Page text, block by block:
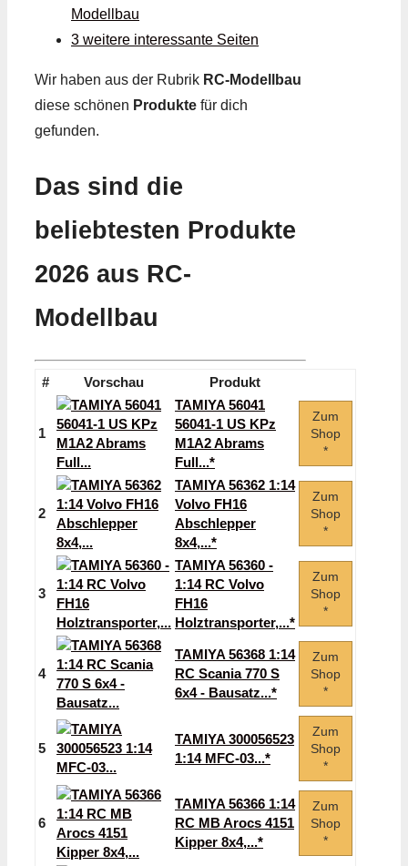
Modellbau
3 weitere interessante Seiten
Wir haben aus der Rubrik RC-Modellbau
diese schönen Produkte für dich
gefunden.
Das sind die
beliebtesten Produkte
2026 aus RC-
Modellbau
# Vorschau Produkt
1
TAMIYA 56041
56041-1 US KPz
M1A2 Abrams
Full...*
Zum
Shop
*
2
TAMIYA 56362 1:14
Volvo FH16
Abschlepper
8x4,...*
Zum
Shop
*
3
TAMIYA 56360 -
1:14 RC Volvo
FH16
Holztransporter,...*
Zum
Shop
*
4
TAMIYA 56368 1:14
RC Scania 770 S
6x4 - Bausatz...*
Zum
Shop
*
5
TAMIYA 300056523
1:14 MFC-03...*
Zum
Shop
*
6
TAMIYA 56366 1:14
RC MB Arocs 4151
Kipper 8x4,...*
Zum
Shop
*